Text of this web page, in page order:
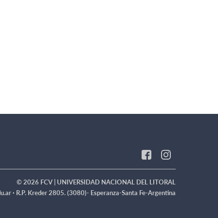
© 2026 FCV | UNIVERSIDAD NACIONAL DEL LITORAL
· R.P. Kreder 2805. (3080)- Esperanza-Santa Fe-Argentina